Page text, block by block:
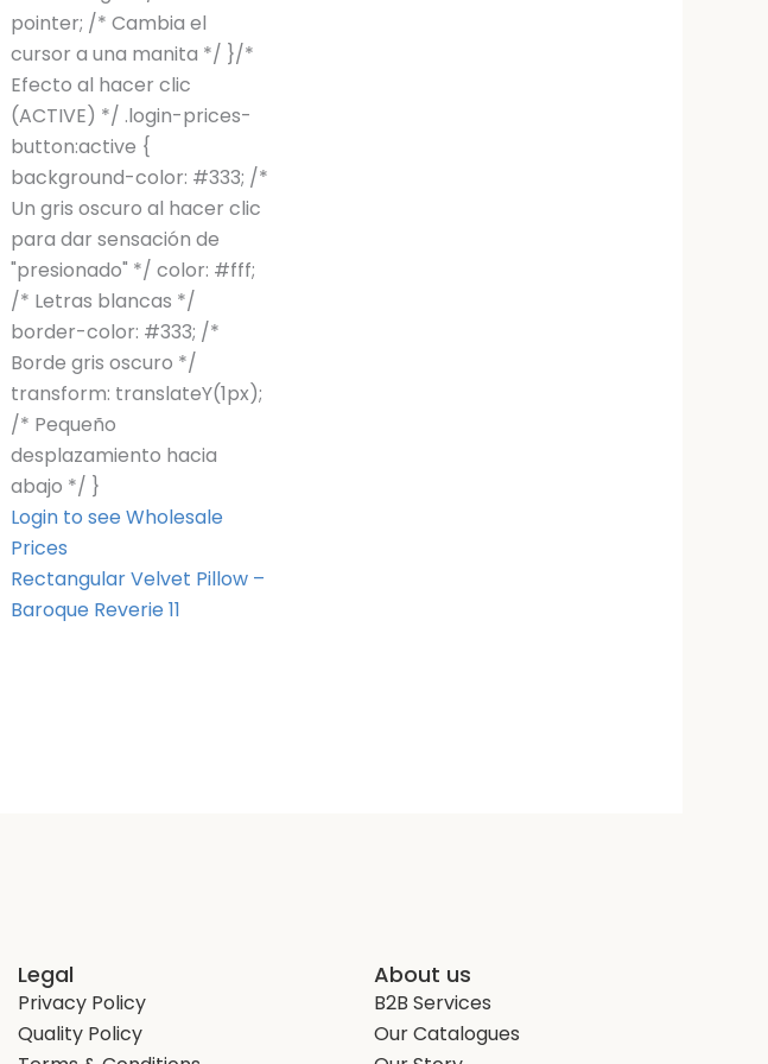
pointer; /* Cambia el
cursor a una manita */ }/*
Efecto al hacer clic
(ACTIVE) */ .login-prices-
button:active {
background-color: #333; /*
Un gris oscuro al hacer clic
para dar sensación de
"presionado" */ color: #fff;
/* Letras blancas */
border-color: #333; /*
Borde gris oscuro */
transform: translateY(1px);
/* Pequeño
desplazamiento hacia
abajo */ }
Login to see Wholesale
Prices
Rectangular Velvet Pillow –
Baroque Reverie 11
Legal
Privacy Policy
Quality Policy
About us
B2B Services
Our Catalogues